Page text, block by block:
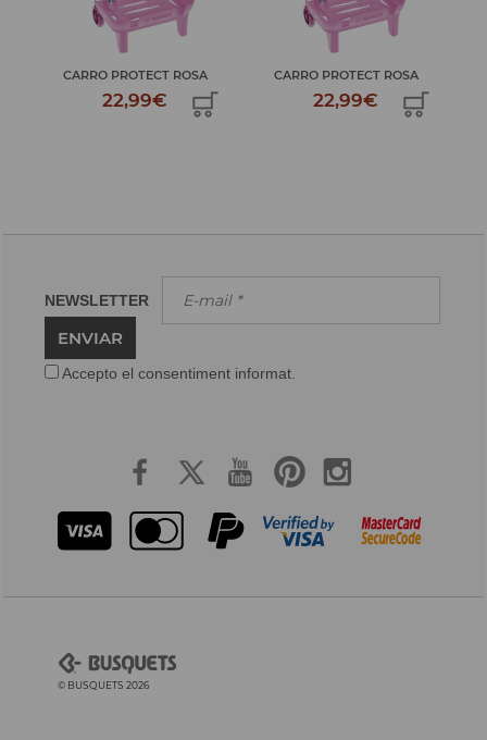
CARRO PROTECT ROSA
22,99€
CARRO PROTECT ROSA
22,99€
NEWSLETTER
ENVIAR
Accepto el consentiment informat.
© BUSQUETS 2026